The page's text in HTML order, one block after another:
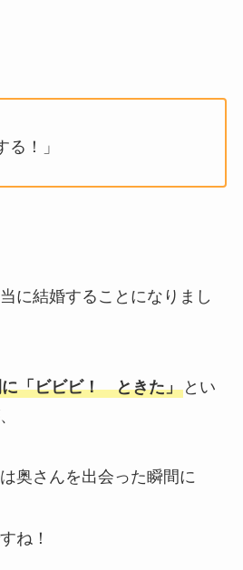
る！」
に結婚することになりまし
に「ビビビ！ ときた」とい
奥さんを出会った瞬間に
ね！